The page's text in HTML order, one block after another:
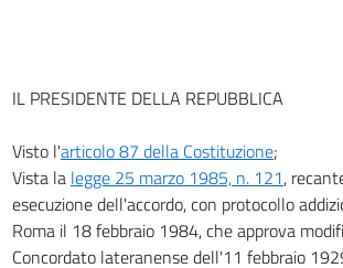
IL PRESIDENTE DELLA REPUBBLICA
Visto l'articolo 87 della Costituzione;
Vista la legge 25 marzo 1985, n. 121,
esecuzione dell'accordo, con protocollo
Roma il 18 febbraio 1984, che approva
Concordato lateranense dell'11 febbraio